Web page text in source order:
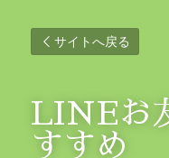
サイトへ戻る
LINEお
すすめ